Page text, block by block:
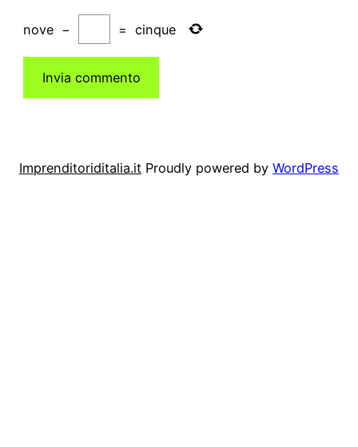
nove − = cinque
Imprenditoriditalia.it Proudly powered by WordPress